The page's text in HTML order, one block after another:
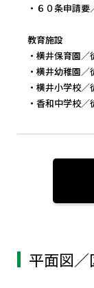
・６０条申請
教育施設
・横井保育園／
・横井幼稚園／
・横井小学校／
・香和中学校
平面図／